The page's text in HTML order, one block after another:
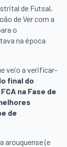
de Futsal,
de Ver com a
o
na época
veio a verificar-
final do
na Fase de
de
arouquense (e